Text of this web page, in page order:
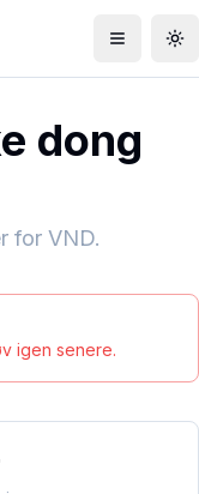
Åbn menu
dong
for VND.
igen senere.